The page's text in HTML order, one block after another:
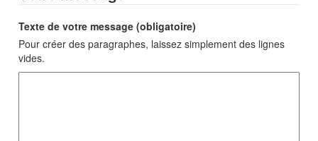
Texte de votre message (obligatoire)
Pour créer des paragraphes, laissez simplement des lignes
vides.